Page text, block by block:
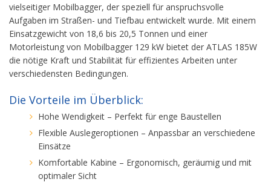
vielseitiger Mobilbagger, der speziell für anspruchsvolle
Aufgaben im Straßen- und Tiefbau entwickelt wurde. Mit einem
Einsatzgewicht von 18,6 bis 20,5 Tonnen und einer
Motorleistung von Mobilbagger 129 kW bietet der ATLAS 185W
die nötige Kraft und Stabilität für effizientes Arbeiten unter
verschiedensten Bedingungen.
Die Vorteile im Überblick:
Hohe Wendigkeit – Perfekt für enge Baustellen
Flexible Auslegeroptionen – Anpassbar an verschiedene
Einsätze
Komfortable Kabine – Ergonomisch, geräumig und mit
optimaler Sicht